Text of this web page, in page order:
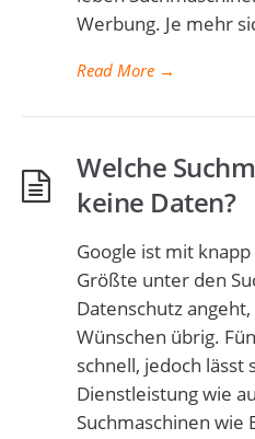
Werbung. Je mehr
Read More →
Welche
keine Daten?
Google ist mit
Größte unter den
Datenschutz
Wünschen übrig.
schnell, jedoch lässt
Dienstleistung wie
Suchmaschinen wie